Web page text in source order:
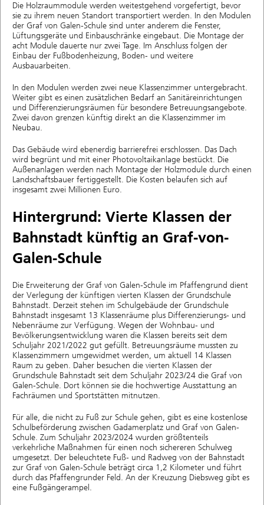
Die Holzraummodule werden weitestgehend vorgefertigt, bevor
sie zu ihrem neuen Standort transportiert werden. In den Modulen
der Graf von Galen-Schule sind unter anderem die Fenster,
Lüftungsgeräte und Einbauschränke eingebaut. Die Montage der
acht Module dauerte nur zwei Tage. Im Anschluss folgen der
Einbau der Fußbodenheizung, Boden- und weitere
Ausbauarbeiten.
In den Modulen werden zwei neue Klassenzimmer untergebracht.
Weiter gibt es einen zusätzlichen Bedarf an Sanitäreinrichtungen
und Differenzierungsräumen für besondere Betreuungsangebote.
Zwei davon grenzen künftig direkt an die Klassenzimmer im
Neubau.
Das Gebäude wird ebenerdig barrierefrei erschlossen. Das Dach
wird begrünt und mit einer Photovoltaikanlage bestückt. Die
Außenanlagen werden nach Montage der Holzmodule durch einen
Landschaftsbauer fertiggestellt. Die Kosten belaufen sich auf
insgesamt zwei Millionen Euro.
Hintergrund: Vierte Klassen der
Bahnstadt künftig an Graf-von-
Galen-Schule
Die Erweiterung der Graf von Galen-Schule im Pfaffengrund dient
der Verlegung der künftigen vierten Klassen der Grundschule
Bahnstadt. Derzeit stehen im Schulgebäude der Grundschule
Bahnstadt insgesamt 13 Klassenräume plus Differenzierungs- und
Nebenräume zur Verfügung. Wegen der Wohnbau- und
Bevölkerungsentwicklung waren die Klassen bereits seit dem
Schuljahr 2021/2022 gut gefüllt. Betreuungsräume mussten zu
Klassenzimmern umgewidmet werden, um aktuell 14 Klassen
Raum zu geben. Daher besuchen die vierten Klassen der
Grundschule Bahnstadt seit dem Schuljahr 2023/24 die Graf von
Galen-Schule. Dort können sie die hochwertige Ausstattung an
Fachräumen und Sportstätten mitnutzen.
Für alle, die nicht zu Fuß zur Schule gehen, gibt es eine kostenlose
Schulbeförderung zwischen Gadamerplatz und Graf von Galen-
Schule. Zum Schuljahr 2023/2024 wurden größtenteils
verkehrliche Maßnahmen für einen noch sichereren Schulweg
umgesetzt. Der beleuchtete Fuß- und Radweg von der Bahnstadt
zur Graf von Galen-Schule beträgt circa 1,2 Kilometer und führt
durch das Pfaffengrunder Feld. An der Kreuzung Diebsweg gibt es
eine Fußgängerampel.